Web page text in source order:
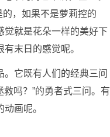
，如果不是萝莉控的
觉就是花朵一样的美好下
末日的感觉呢。
。它既有人们的经典三问
吗？”的勇者式三问。有
画呢。